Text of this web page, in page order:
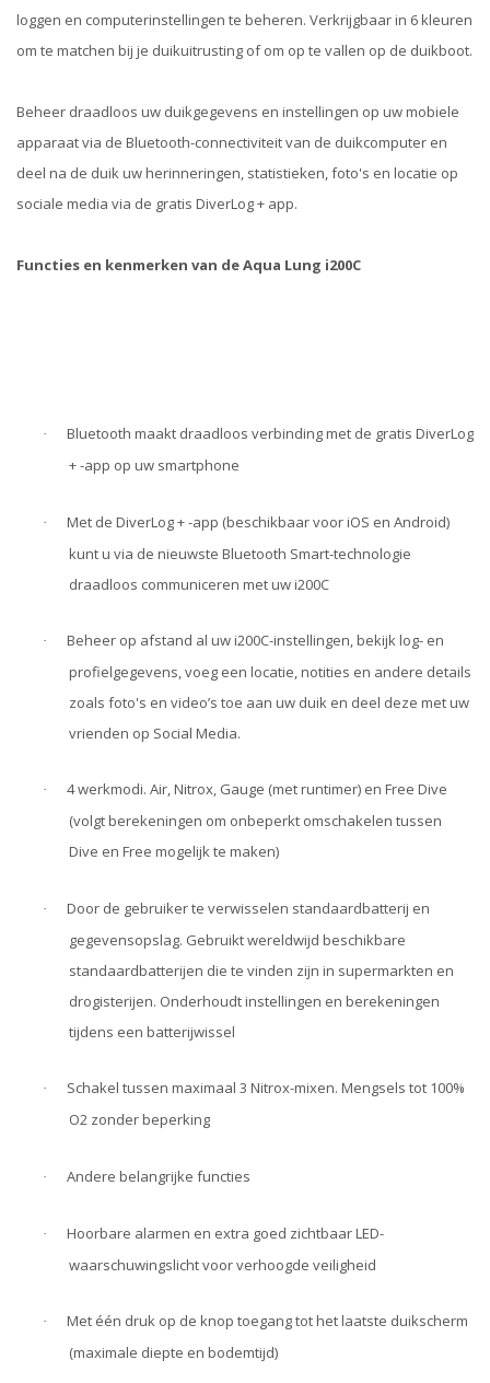
loggen en computerinstellingen te beheren. Verkrijgbaar in 6 kleuren
om te matchen bij je duikuitrusting of om op te vallen op de duikboot.
Beheer draadloos uw duikgegevens en instellingen op uw mobiele
apparaat via de Bluetooth-connectiviteit van de duikcomputer en
deel na de duik uw herinneringen, statistieken, foto's en locatie op
sociale media via de gratis DiverLog + app.
Functies en kenmerken van de Aqua Lung i200C
·
Bluetooth maakt draadloos verbinding met de gratis DiverLog
+ -app op uw smartphone
·
Met de DiverLog + -app (beschikbaar voor iOS en Android)
kunt u via de nieuwste Bluetooth Smart-technologie
draadloos communiceren met uw i200C
·
Beheer op afstand al uw i200C-instellingen, bekijk log- en
profielgegevens, voeg een locatie, notities en andere details
zoals foto's en video’s toe aan uw duik en deel deze met uw
vrienden op Social Media.
·
4 werkmodi. Air, Nitrox, Gauge (met runtimer) en Free Dive
(volgt berekeningen om onbeperkt omschakelen tussen
Dive en Free mogelijk te maken)
·
Door de gebruiker te verwisselen standaardbatterij en
gegevensopslag. Gebruikt wereldwijd beschikbare
standaardbatterijen die te vinden zijn in supermarkten en
drogisterijen. Onderhoudt instellingen en berekeningen
tijdens een batterijwissel
·
Schakel tussen maximaal 3 Nitrox-mixen. Mengsels tot 100%
O2 zonder beperking
· Andere belangrijke functies
·
Hoorbare alarmen en extra goed zichtbaar LED-
waarschuwingslicht voor verhoogde veiligheid
·
Met één druk op de knop toegang tot het laatste duikscherm
(maximale diepte en bodemtijd)